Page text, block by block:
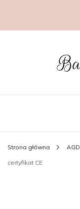
Strona główna AGD
certyfikat CE